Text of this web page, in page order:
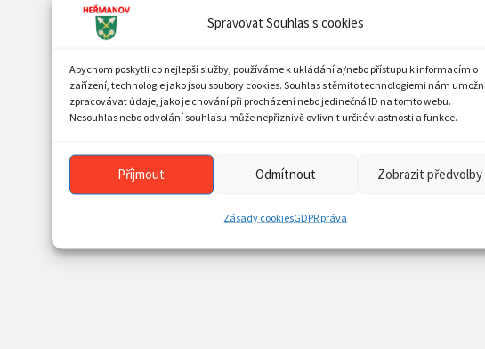
Spravovat Souhlas s cookies
Abychom poskytli co nejlepší služby, používáme k ukládání a/nebo přístupu k informacím o
zařízení, technologie jako jsou soubory cookies. Souhlas s těmito technologiemi nám
zpracovávat údaje, jako je chování při procházení nebo jedinečná ID na tomto webu.
Nesouhlas nebo odvolání souhlasu může nepříznivě ovlivnit určité vlastnosti a funkce.
Příjmout Odmítnout Zobrazit předvolby
Zásady cookiesGDPR práva